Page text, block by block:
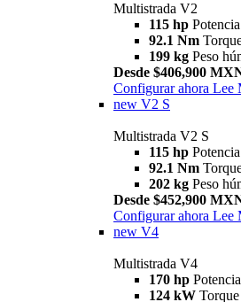
Multistrada V2
115 hp Potencia
92.1 Nm
199 kg Peso
Desde $406,900
Configurar ahora Lee
new V2 S
Multistrada V2 S
115 hp Potencia
92.1 Nm
202 kg Peso
Desde $452,900
Configurar ahora Lee
new V4
Multistrada V4
170 hp Potencia
124 kW Torque